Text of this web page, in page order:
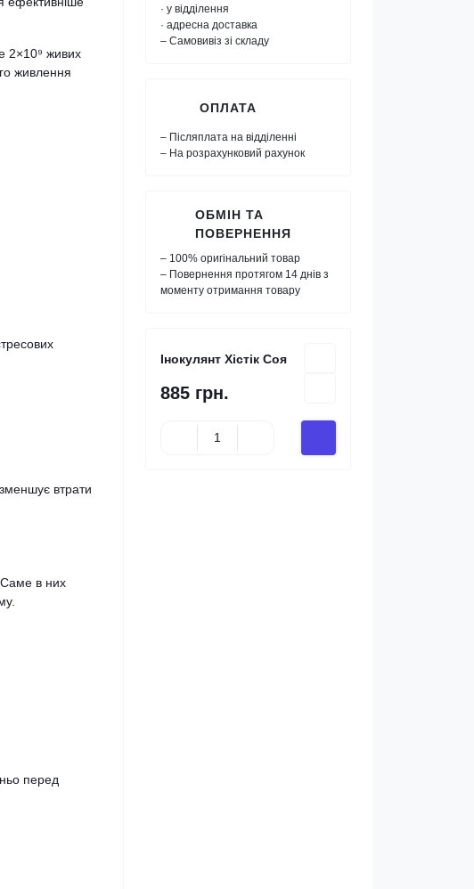
2×10⁹ живих
живлення
втрати
Саме в них
перед
· у відділення
· адресна доставка
– Самовивіз зі складу
ОПЛАТА
– Післяплата на відділенні
– На розрахунковий рахунок
ОБМІН ТА
ПОВЕРНЕННЯ
– 100% оригінальний товар
– Повернення протягом 14 днів з
моменту отримання товару
Інокулянт Хістік Соя
885 грн.